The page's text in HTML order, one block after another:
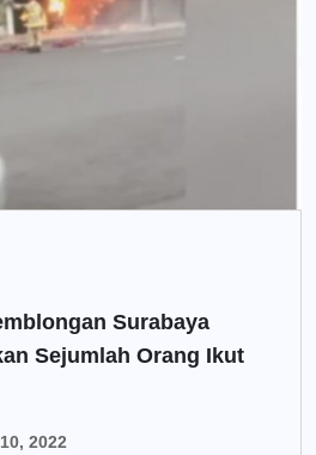
Surabaya
Sejumlah Orang Ikut
2022